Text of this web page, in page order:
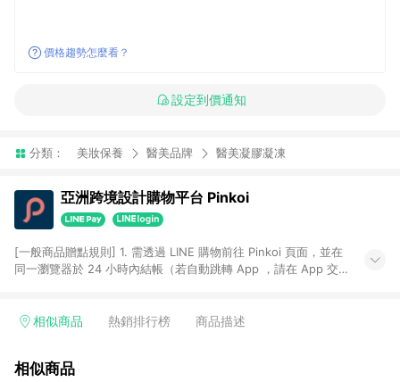
價格趨勢怎麼看？
設定到價通知
分類： 美妝保養 醫美品牌 醫美凝膠凝凍
亞洲跨境設計購物平台 Pinkoi
[一般商品贈點規則] 1. 需透過 LINE 購物前往 Pinkoi 頁面，並在
同一瀏覽器於 24 小時內結帳（若自動跳轉 App ，請在 App 交
回饋訂單不得享有 Pinkoi 站方優惠，例如首購優惠，P coins，
行為，不具贈點資格，部分退款不在此限。 6. APP 請更新至
相似商品 熱銷排行榜 商品描述
相似商品